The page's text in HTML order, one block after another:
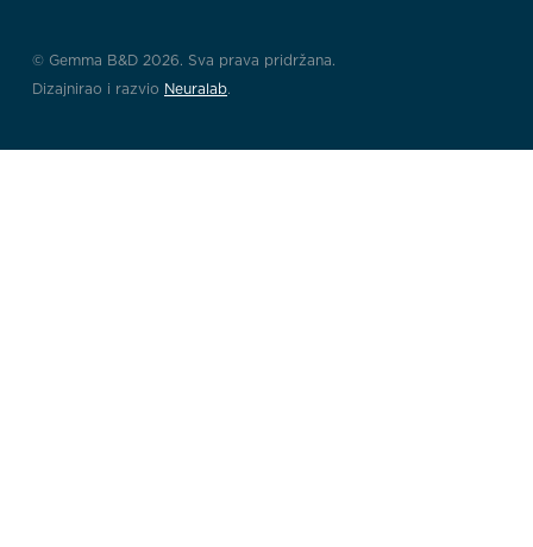
© Gemma B&D 2026. Sva prava pridržana.
Dizajnirao i razvio Neuralab.